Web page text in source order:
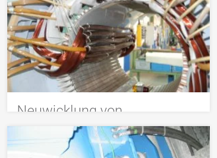
Neuwicklung von
Elektromotoren
Elektromotor neu wickeln lassen. Ih­r Elek­tro­mo­tor hat